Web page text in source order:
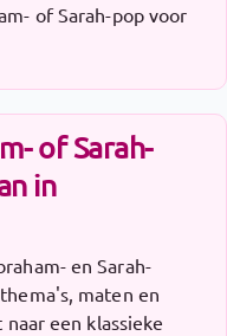
of Sarah-pop voor
of Sarah-
in
en Sarah-
maten en
een klassieke